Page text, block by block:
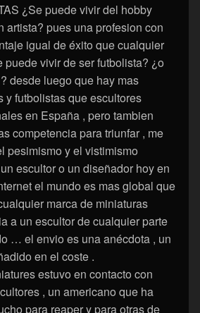
¿Se puede vivir del hobby
artista? pues una profesion con
igual de éxito que cualquier
puede vivir de ser futbolista? ¿o
desde luego que hay mas
y futbolistas que escultores
en España , pero tambien
competencia para triunfar , me
pesimismo y el vistimismo
escultor o un diseñador hoy en
el mundo es mas global que
marca de miniaturas
a un escultor de cualquier parte
… el envio es una anécdota , un
en el coste .
estuvo en contacto con
, un americano que ha
para reaper y para otras de